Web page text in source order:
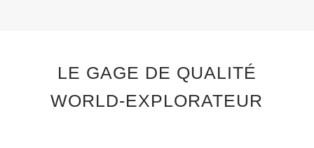
LE GAGE DE QUALITÉ
WORLD-EXPLORATEUR